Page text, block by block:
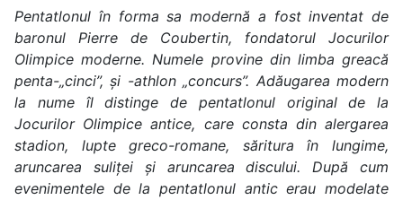
Pentatlonul în forma sa modernă a fost inventat de
baronul Pierre de Coubertin, fondatorul Jocurilor
Olimpice moderne. Numele provine din limba greacă
penta-„cinci”, și -athlon „concurs”. Adăugarea modern
la nume îl distinge de pentatlonul original de la
Jocurilor Olimpice antice, care consta din alergarea
stadion, lupte greco-romane, săritura în lungime,
aruncarea suliței și aruncarea discului. După cum
evenimentele de la pentatlonul antic erau modelate